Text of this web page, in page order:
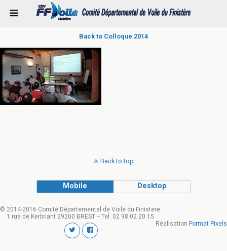
Back to Colloque 2014
Back to top
Mobile Desktop
© 2014-2016 Comité Départemental de Voile du Finistere
1 rue de Kerbriant 29200 BREST -- Tel. 02 98 02 20 15
Réalisation Format Pixels